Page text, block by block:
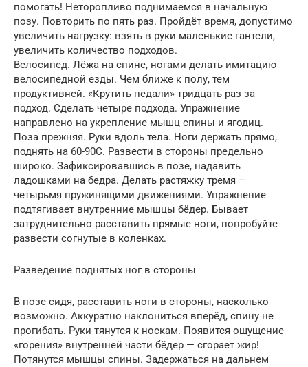
помогать! Неторопливо поднимаемся в начальную
позу. Повторить по пять раз. Пройдёт время, допустимо
увеличить нагрузку: взять в руки маленькие гантели,
увеличить количество подходов.
Велосипед. Лёжа на спине, ногами делать имитацию
велосипедной езды. Чем ближе к полу, тем
продуктивней. «Крутить педали» тридцать раз за
подход. Сделать четыре подхода. Упражнение
направлено на укрепление мышц спины и ягодиц.
Поза прежняя. Руки вдоль тела. Ноги держать прямо,
поднять на 60-90С. Развести в стороны предельно
широко. Зафиксировавшись в позе, надавить
ладошками на бедра. Делать растяжку тремя –
четырьмя пружинящими движениями. Упражнение
подтягивает внутренние мышцы бёдер. Бывает
затруднительно расставить прямые ноги, попробуйте
развести согнутые в коленках.
Разведение поднятых ног в стороны
В позе сидя, расставить ноги в стороны, насколько
возможно. Аккуратно наклониться вперёд, спину не
прогибать. Руки тянутся к носкам. Появится ощущение
«горения» внутренней части бёдер — сгорает жир!
Потянутся мышцы спины. Задержаться на дальнем